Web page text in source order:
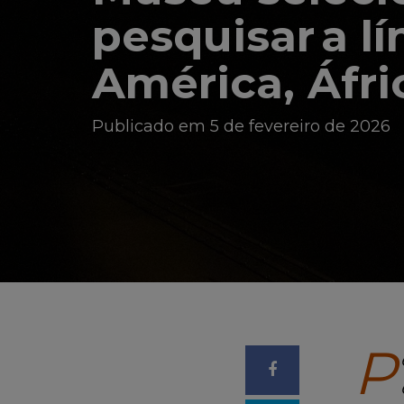
pesquisar a
América,
Publicado em 5 de fevereiro de 2026
CompartilharP